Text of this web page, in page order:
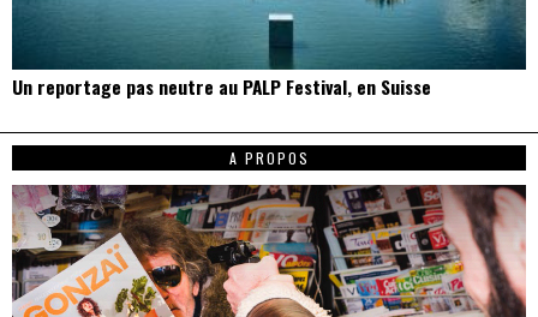
Un reportage pas neutre au PALP Festival, en Suisse
A PROPOS